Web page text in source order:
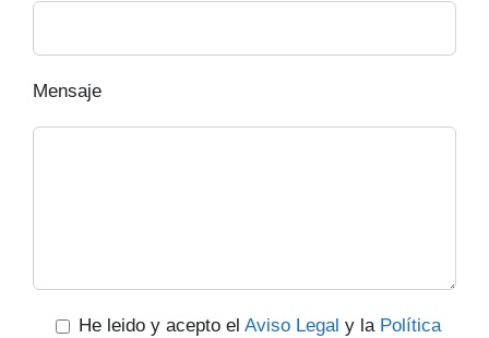
Mensaje
He leido y acepto el Aviso Legal y la Política